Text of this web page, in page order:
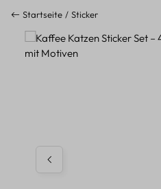
Startseite Sticker
Bildergalerie überspringen